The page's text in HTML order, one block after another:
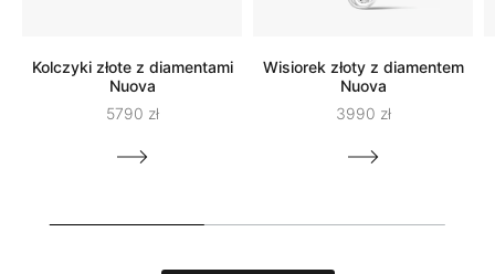
Kolczyki złote z diamentami
Nuova
5790 zł
Wisiorek złoty z diamentem
Nuova
3990 zł